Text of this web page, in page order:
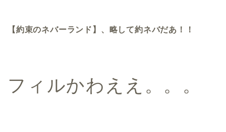
【約束のネバーランド】、略して約ネバだあ！！
フィルかわええ。。。